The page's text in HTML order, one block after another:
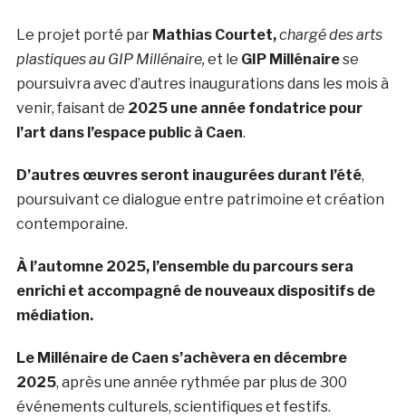
Le projet porté par Mathias Courtet,chargé des arts
plastiques au GIP Millénaire,et le GIP Millénairese
poursuivra avec d’autres inaugurations dans les mois à
venir, faisant de 2025 une année fondatrice pour
l’art dans l’espace public à Caen.
D’autres œuvres seront inaugurées durant l’été,
poursuivant ce dialogue entre patrimoine et création
contemporaine.
À l’automne 2025, l’ensemble du parcours sera
enrichi et accompagné de nouveaux dispositifs de
médiation.
Le Millénaire de Caen s’achèvera en décembre
2025, après une année rythmée par plus de 300
événements culturels, scientifiques et festifs.